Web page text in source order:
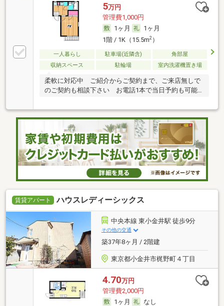
5万円
管理費1,000円
1ヶ月
1ヶ月
1階 / 1K（15.5m2）
一人暮らし 駐車場(近隣含)
角部屋
収納スペース
駐輪場 室内洗濯機置き場
柔軟に対応中 ご紹介からご契約まで、ご来店無しで
のご契約も相談下さい お電話1本で当日予約も可能
賃貸アパート ハウスレディーシックス
中央本線 東小金井駅 徒歩9分
その他の交通
築37年8ヶ月 / 2階建
東京都小金井市梶野町４丁目
4.70万円
管理費2,000円
1ヶ月
なし